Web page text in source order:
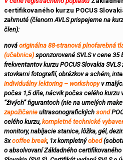
certifikovaného kurzu POCUS
zahrnuté (členom AVLS prispejeme na
člen):
nová originálna 88-stranová plnofarebná
(učebnica) sponzorovaná SVLS v cene 35
frekventantov kurzu POCUS Slovakia
stovkami fotografií, obrázkov a schém,
individuálny lektoring – workshopyv
počas 1,5 dňa, nácvik počas celého kurzu
“živých” figurantoch (nie na umelých
zapožičanie ultrasonografických sond
celého kurzu, kompletné technické
monitory, nabíjacie stanice, lôžka, gél,
3xcoffee break, 1x kompletnýobed
o absolvovaní Základného certifikovaného